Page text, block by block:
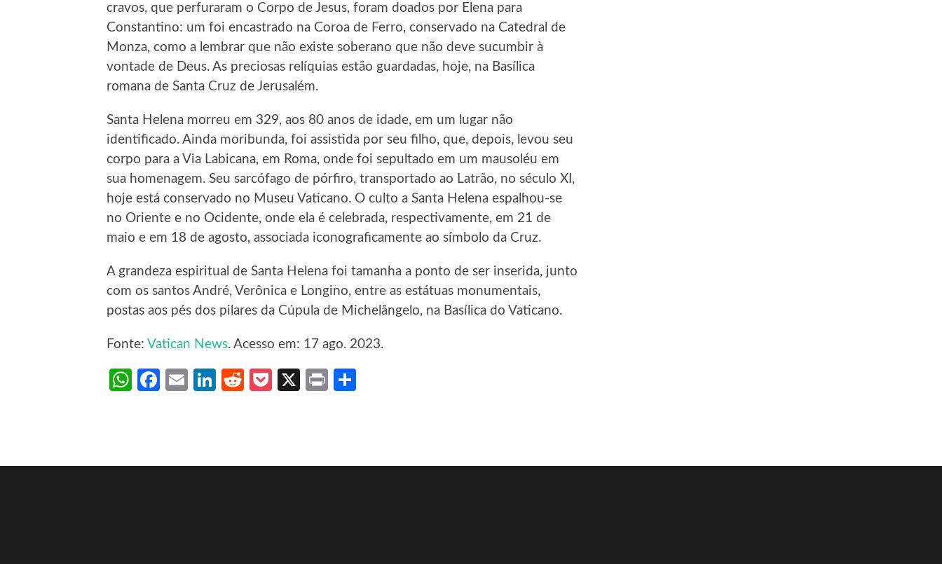
cravos, que perfuraram o Corpo de Jesus, foram doados por Elena para
Constantino: um foi encastrado na Coroa de Ferro, conservado na Catedral de
Monza, como a lembrar que não existe soberano que não deve sucumbir à
vontade de Deus. As preciosas relíquias estão guardadas, hoje, na Basílica
romana de Santa Cruz de Jerusalém.
Santa Helena morreu em 329, aos 80 anos de idade, em um lugar não
identificado. Ainda moribunda, foi assistida por seu filho, que, depois, levou seu
corpo para a Via Labicana, em Roma, onde foi sepultado em um mausoléu em
sua homenagem. Seu sarcófago de pórfiro, transportado ao Latrão, no século XI,
hoje está conservado no Museu Vaticano. O culto a Santa Helena espalhou-se
no Oriente e no Ocidente, onde ela é celebrada, respectivamente, em 21 de
maio e em 18 de agosto, associada iconograficamente ao símbolo da Cruz.
A grandeza espiritual de Santa Helena foi tamanha a ponto de ser inserida, junto
com os santos André, Verônica e Longino, entre as estátuas monumentais,
postas aos pés dos pilares da Cúpula de Michelângelo, na Basílica do Vaticano.
Fonte: Vatican News. Acesso em: 17 ago. 2023.
WhatsApp
Facebook
EmailLinkedIn
RedditPocket
X Print